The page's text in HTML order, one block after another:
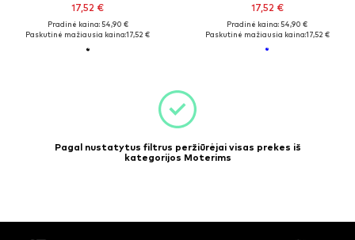
17,52 €
Pradinė kaina: 54,90 €
Paskutinė mažiausia kaina:17,52 €
17,52 €
Pradinė kaina: 54,90 €
Paskutinė mažiausia kaina:17,52 €
Pagal nustatytus filtrus peržiūrėjai visas prekes iš
kategorijos Moterims